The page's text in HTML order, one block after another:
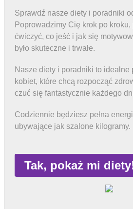
Czarny rum – jakie cechy go
Sprawdź nasze diety i poradniki
Poprowadzimy Cię krok po
ćwiczyć, co jeść i jak się
było skuteczne i trwałe.
Nasze diety i poradniki to idealne
kobiet, które chcą rozpocząć
czuć się fantastycznie każdego
Codziennie będziesz pełna
ubywające jak szalone kilogramy.
Tak, pokaż mi